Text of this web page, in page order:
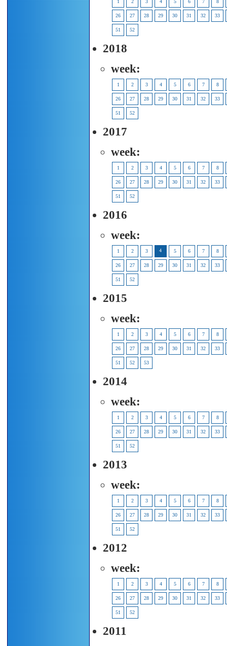
1 2 3 4 5 6 7 8
26 27 28 29 30 31 32 33
51 52
2018
week:
1 2 3 4 5 6 7 8
26 27 28 29 30 31 32 33
51 52
2017
week:
1 2 3 4 5 6 7 8
26 27 28 29 30 31 32 33
51 52
2016
week:
1 2 3 4 5 6 7 8
26 27 28 29 30 31 32 33
51 52
2015
week:
1 2 3 4 5 6 7 8
26 27 28 29 30 31 32 33
51 52 53
2014
week:
1 2 3 4 5 6 7 8
26 27 28 29 30 31 32 33
51 52
2013
week:
1 2 3 4 5 6 7 8
26 27 28 29 30 31 32 33
51 52
2012
week:
1 2 3 4 5 6 7 8
26 27 28 29 30 31 32 33
51 52
2011